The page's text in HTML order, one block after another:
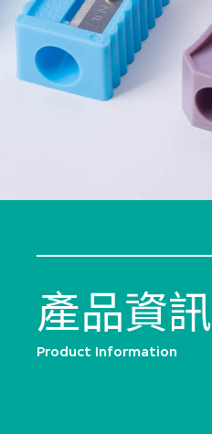
產品資訊
Product Information